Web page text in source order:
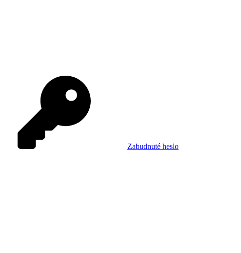
Zabudnuté heslo